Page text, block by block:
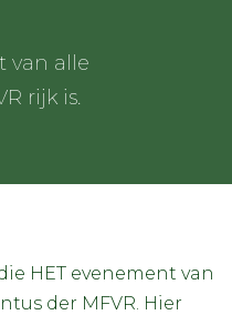
van alle
rijk is.
HET evenement van
der MFVR. Hier